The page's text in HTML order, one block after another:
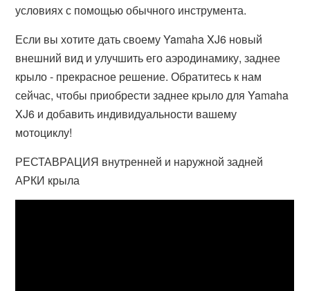
условиях с помощью обычного инструмента.
Если вы хотите дать своему Yamaha XJ6 новый
внешний вид и улучшить его аэродинамику, заднее
крыло - прекрасное решение. Обратитесь к нам
сейчас, чтобы приобрести заднее крыло для Yamaha
XJ6 и добавить индивидуальности вашему
мотоциклу!
РЕСТАВРАЦИЯ внутренней и наружной задней
АРКИ крыла